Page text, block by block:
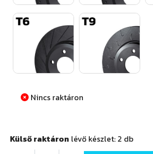
Nincs raktáron
Külső raktáron lévő készlet: 2 db